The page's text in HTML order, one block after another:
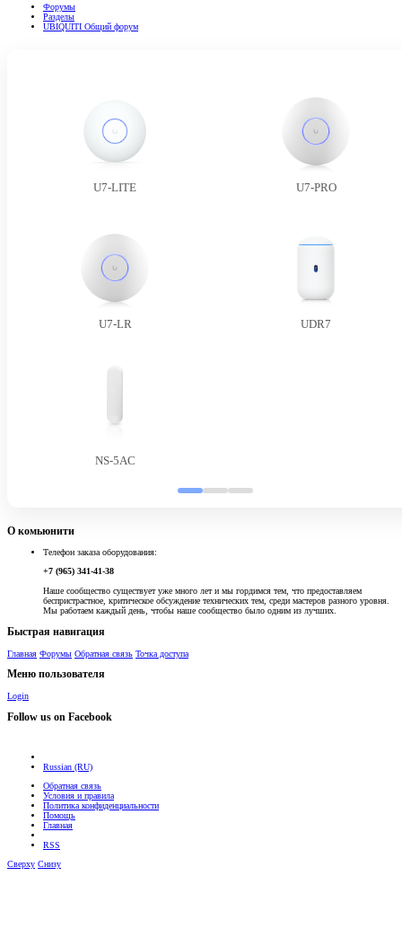
Форумы
Разделы
UBIQUITI Общий форум
U7-LITE U7-PRO
U7-LR UDR7
NS-5AC
О комьюнити
Телефон заказа оборудования:
+7 (965) 341-41-38
Наше сообщество существует уже много лет и мы гордимся тем, что предоставляем
беспристрастное, критическое обсуждение технических тем, среди мастеров разного уровня.
Мы работаем каждый день, чтобы наше сообщество было одним из лучших.
Быстрая навигация
Главная Форумы Обратная связь Точка доступа
Меню пользователя
Login
Follow us on Facebook
Russian (RU)
Обратная связь
Условия и правила
Политика конфиденциальности
Помощь
Главная
RSS
Сверху Снизу